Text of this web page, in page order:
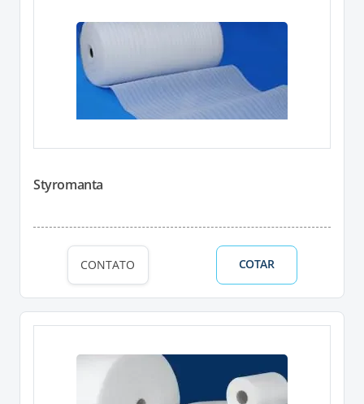
Styromanta
CONTATO COTAR